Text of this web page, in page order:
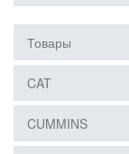
Товары
CAT
CUMMINS